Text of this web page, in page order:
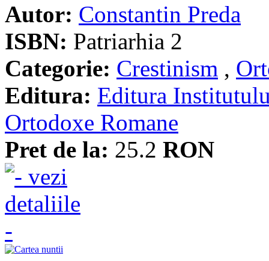
Autor: Constantin Preda
ISBN: Patriarhia 2
Categorie: Crestinism ,
Editura: Editura
Ortodoxe Romane
Pret de la: 25.2 RON